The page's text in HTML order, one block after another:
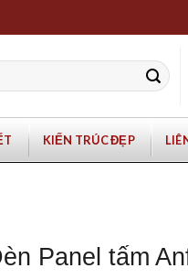
KIẾN TRÚC ĐẸP
Panel tấm